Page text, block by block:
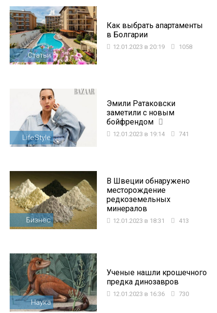
Статьи
Как выбрать апартаменты
в Болгарии
12.01.2023 в 20:19 1058
LifeStyle
Эмили Ратаковски
заметили с новым
бойфрендом
12.01.2023 в 19:14 741
Бизнес
В Швеции обнаружено
месторождение
редкоземельных
минералов
12.01.2023 в 18:31 413
Наука
Ученые нашли крошечного
предка динозавров
12.01.2023 в 16:36 730